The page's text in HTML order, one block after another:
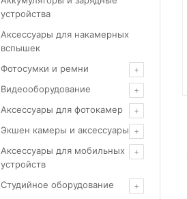
устройства
Аксессуары для накамерных
вспышек
Фотосумки и ремни
Видеооборудование
Аксессуары для фотокамер
Экшен камеры и аксессуары
Аксессуары для мобильных
устройств
Студийное оборудование